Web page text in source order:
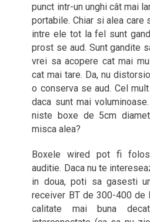
punct intr-un unghi cât mai
portabile. Chiar si alea care
intre ele tot la fel sunt
prost se aud. Sunt gandite
vrei sa acopere cat mai
cat mai tare. Da, nu
o conserva se aud. Cel
daca sunt mai
niste boxe de 5cm
misca alea?
Boxele wired pot fi
auditie. Daca nu te
in doua, poti sa gasesti
receiver BT de 300-400 de
calitate mai buna